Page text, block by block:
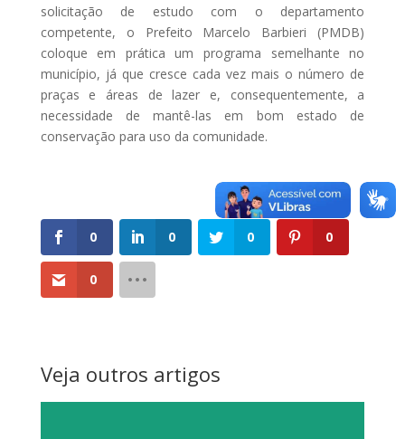
solicitação de estudo com o departamento
competente, o Prefeito Marcelo Barbieri (PMDB)
coloque em prática um programa semelhante no
município, já que cresce cada vez mais o número de
praças e áreas de lazer e, consequentemente, a
necessidade de mantê-las em bom estado de
conservação para uso da comunidade.
0 0 0 0
0
Veja outros artigos